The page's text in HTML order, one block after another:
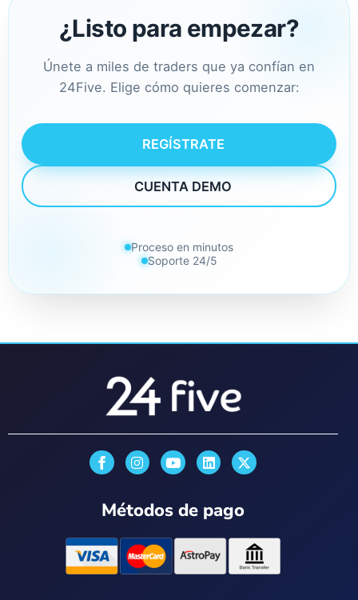
¿Listo para empezar?
Únete a miles de traders que ya confían en
24Five. Elige cómo quieres comenzar:
REGÍSTRATE
CUENTA DEMO
Proceso en minutos
Soporte 24/5
I
n
a
r
a
m
Y
o
u
e
L
i
e
i
n
X
-
i
t
e
r
Métodos de pago